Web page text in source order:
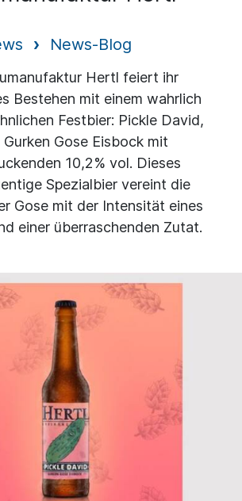
News-Blog
Hertl feiert ihr
Bestehen mit einem wahrlich
Festbier: Pickle David,
Gurken Gose Eisbock mit
10,2% vol. Dieses
Spezialbier vereint die
Gose mit der Intensität eines
einer überraschenden Zutat.